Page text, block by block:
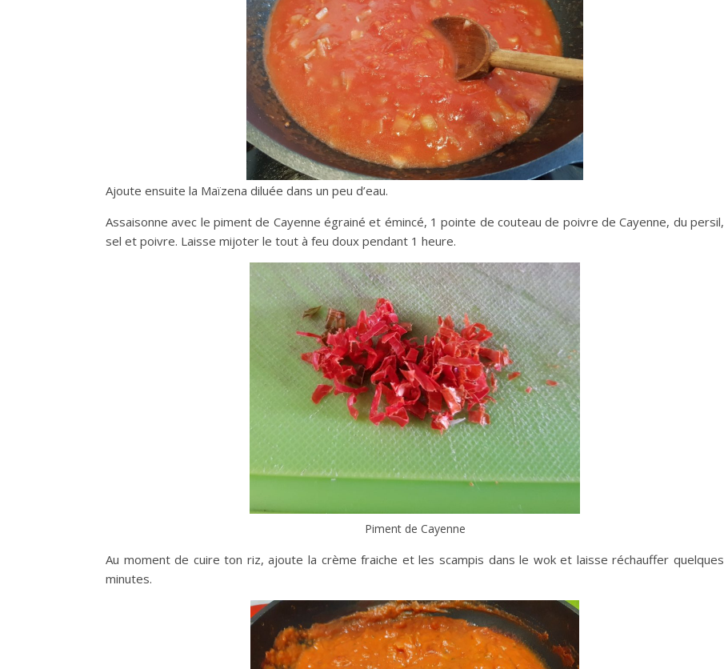
Ajoute ensuite la Maïzena diluée dans un peu d’eau.
Assaisonne avec le piment de Cayenne égrainé et émincé, 1 pointe de couteau de poivre de Cayenne, du persil,
sel et poivre. Laisse mijoter le tout à feu doux pendant 1 heure.
Piment de Cayenne
Au moment de cuire ton riz, ajoute la crème fraiche et les scampis dans le wok et laisse réchauffer quelques
minutes.